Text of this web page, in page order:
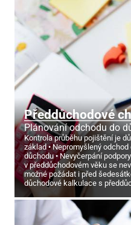
Předdůchodové
Plánování odchodu do
Kontrola průběhu pojištění je
základ
Nepromyšlený
důchodu
Nevyčerpání
v předdůchodovém věku se
možné požádat i před
důchodové kalkulace s